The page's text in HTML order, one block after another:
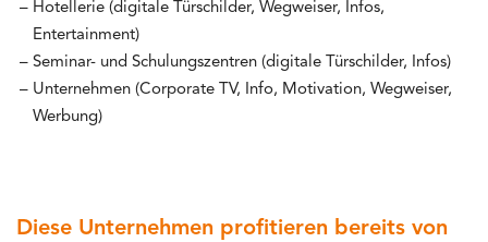
Hotellerie (digitale Türschilder, Wegweiser, Infos,
Entertainment)
Seminar- und Schulungszentren (digitale Türschilder, Infos)
Unternehmen (Corporate TV, Info, Motivation, Wegweiser,
Werbung)
Diese Unternehmen profitieren bereits von